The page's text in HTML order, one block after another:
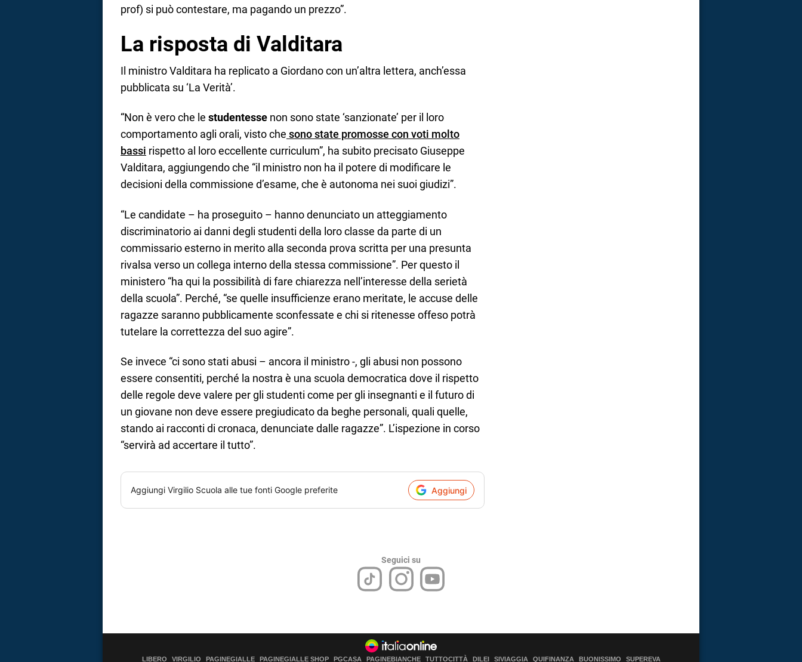
prof) si può contestare, ma pagando un prezzo”.
La risposta di Valditara
Il ministro Valditara ha replicato a Giordano con un’altra lettera, anch’essa
pubblicata su ‘La Verità’.
“Non è vero che le studentesse non sono state ‘sanzionate’ per il loro
comportamento agli orali, visto che sono state promosse con voti molto
bassi rispetto al loro eccellente curriculum”, ha subito precisato Giuseppe
Valditara, aggiungendo che “il ministro non ha il potere di modificare le
decisioni della commissione d’esame, che è autonoma nei suoi giudizi”.
“Le candidate – ha proseguito – hanno denunciato un atteggiamento
discriminatorio ai danni degli studenti della loro classe da parte di un
commissario esterno in merito alla seconda prova scritta per una presunta
rivalsa verso un collega interno della stessa commissione”. Per questo il
ministero “ha qui la possibilità di fare chiarezza nell’interesse della serietà
della scuola”. Perché, “se quelle insufficienze erano meritate, le accuse delle
ragazze saranno pubblicamente sconfessate e chi si ritenesse offeso potrà
tutelare la correttezza del suo agire”.
Se invece “ci sono stati abusi – ancora il ministro -, gli abusi non possono
essere consentiti, perché la nostra è una scuola democratica dove il rispetto
delle regole deve valere per gli studenti come per gli insegnanti e il futuro di
un giovane non deve essere pregiudicato da beghe personali, quali quelle,
stando ai racconti di cronaca, denunciate dalle ragazze”. L’ispezione in corso
“servirà ad accertare il tutto”.
Aggiungi Virgilio Scuola alle tue fonti Google preferite Aggiungi
Seguici su
LIBERO VIRGILIO PAGINEGIALLE PAGINEGIALLE SHOP PGCASA PAGINEBIANCHE TUTTOCITTÀ DILEI SIVIAGGIA QUIFINANZA BUONISSIMO SUPEREVA